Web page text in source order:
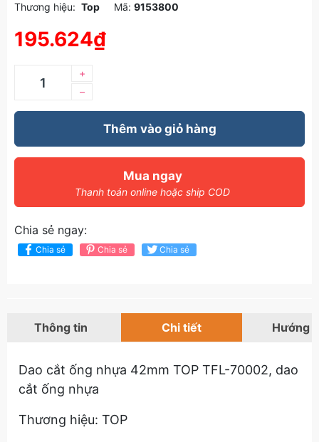
Thương hiệu: Top Mã: 9153800
195.624₫
–
+
Thêm vào giỏ hàng
Mua ngay
Thanh toán online hoặc ship COD
Chia sẻ ngay:
Chia sẻ Chia sẻ Chia sẻ
Thông tin Chi tiết Hướng
Dao cắt ống nhựa 42mm TOP TFL-70002, dao
cắt ống nhựa
Thương hiệu: TOP